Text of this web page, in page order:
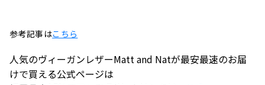
参考記事はこちら
人気のヴィーガンレザーMatt and Natが最安最速のお届
けで買える公式ページは